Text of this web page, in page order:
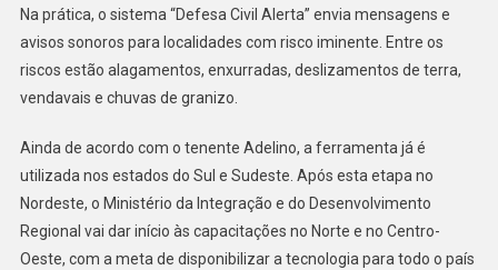
Na prática, o sistema “Defesa Civil Alerta” envia mensagens e
avisos sonoros para localidades com risco iminente. Entre os
riscos estão alagamentos, enxurradas, deslizamentos de terra,
vendavais e chuvas de granizo.
Ainda de acordo com o tenente Adelino, a ferramenta já é
utilizada nos estados do Sul e Sudeste. Após esta etapa no
Nordeste, o Ministério da Integração e do Desenvolvimento
Regional vai dar início às capacitações no Norte e no Centro-
Oeste, com a meta de disponibilizar a tecnologia para todo o país